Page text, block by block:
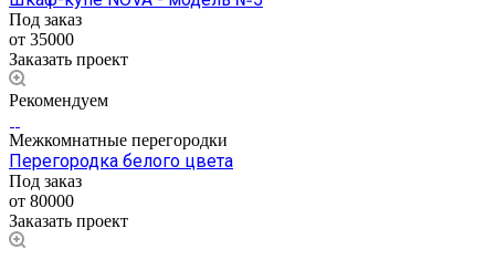
Под заказ
от 35000
Заказать проект
Рекомендуем
Межкомнатные перегородки
Перегородка белого цвета
Под заказ
от 80000
Заказать проект